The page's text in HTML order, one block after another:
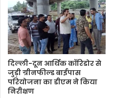
दिल्ली-दून आर्थिक कॉरिडोर से
जुड़ी ग्रीनफील्ड बाईपास
परियोजना का डीएम ने किया
निरीक्षण